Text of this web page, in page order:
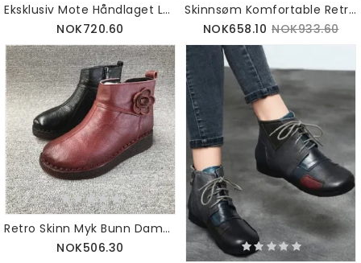
Eksklusiv Mote Håndlaget Lær Eksotisk Vintage Damestøvler 36-42
NOK720.60
Skinnsøm Komfortable Retrostøvler For Kvinner 36-42
NOK658.10 NOK933.60
Retro Skinn Myk Bunn Dame Høst Vinterstøvler 35-41
NOK506.30